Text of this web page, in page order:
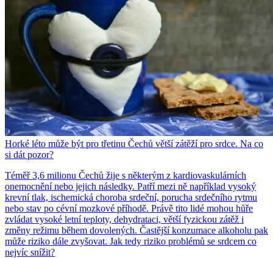
Horké léto může být pro třetinu Čechů větší zátěží pro srdce. Na co
si dát pozor?
Téměř 3,6 milionu Čechů žije s některým z kardiovaskulárních
onemocnění nebo jejich následky. Patří mezi ně například vysoký
krevní tlak, ischemická choroba srdeční, porucha srdečního rytmu
nebo stav po cévní mozkové příhodě. Právě tito lidé mohou hůře
zvládat vysoké letní teploty, dehydrataci, větší fyzickou zátěž i
změny režimu během dovolených. Častější konzumace alkoholu pak
může riziko dále zvyšovat. Jak tedy riziko problémů se srdcem co
nejvíc snížit?